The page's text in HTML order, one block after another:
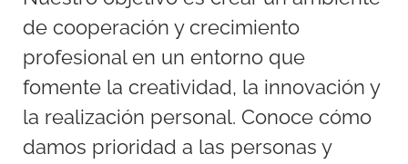
de cooperación y crecimiento
profesional en un entorno que
fomente la creatividad, la innovación y
la realización personal. Conoce cómo
damos prioridad a las personas y